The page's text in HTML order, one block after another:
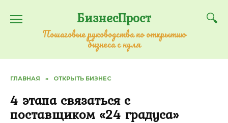
содержанию
БизнесПрост
Пошаговые руководства по открытию
бизнеса с нуля
ГЛАВНАЯ » ОТКРЫТЬ БИЗНЕС
4 этапа связаться с
поставщиком «24 градуса»